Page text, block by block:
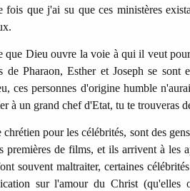
fois que j'ai su que ces ministères
que Dieu ouvre la voie à qui il veut
Pharaon, Esther et Joseph se sont
ces personnes d'origine humble
à un grand chef d'Etat, tu te trouveras
pour les célébrités, sont des
premières de films, et ils arrivent à les
souvent maltraiter, certaines
sur l'amour du Christ (qu'elles